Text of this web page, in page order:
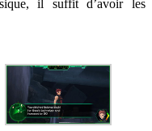
il suffit d’avoir les